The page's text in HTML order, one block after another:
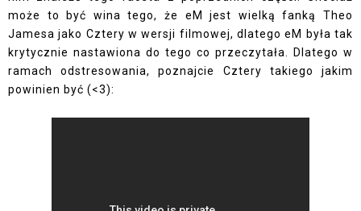
może to być wina tego, że eM jest wielką fanką Theo
Jamesa jako Cztery w wersji filmowej, dlatego eM była tak
krytycznie nastawiona do tego co przeczytała. Dlatego w
ramach odstresowania, poznajcie Cztery takiego jakim
powinien być (<3):